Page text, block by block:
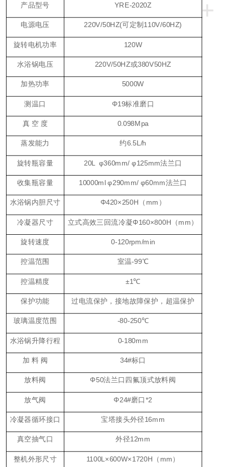
+
产品型号 YRE-2020Z
电源电压 220V/50HZ(可定制110V/60HZ)
旋转电机功率 120W
水浴锅电压 220V/50HZ或380V50HZ
加热功率 5000W
测温口 Φ19标准磨口
真 空 度 0.098Mpa
蒸发能力 约6.5L/h
旋转瓶容量 20L φ360mm/ φ125mm法兰口
收集瓶容量 10000ml φ290mm/ φ60mm法兰口
水浴锅内胆尺寸 Φ420×250H（mm）
冷凝器尺寸 立式高效三回流冷凝Φ160×800H（mm）
旋转速度 0-120rpm/min
控温范围 室温-99℃
控温精度 ±1℃
保护功能 过电流保护，接地故障保护，超温保护
玻璃温度范围 -80-250℃
水浴锅升降行程 0-180mm
加 料 阀 34#标口
放料阀 Φ50法兰口四氟顶式放料阀
放气阀 Φ24#磨口*2
冷凝器循环接口 宝塔接头外径16mm
真空抽气口 外径12mm
整机外形尺寸 1100L×600W×1720H（mm）